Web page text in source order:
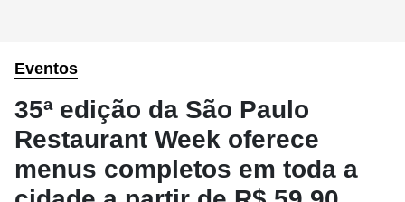
Eventos
35ª edição da São Paulo
Restaurant Week oferece
menus completos em toda a